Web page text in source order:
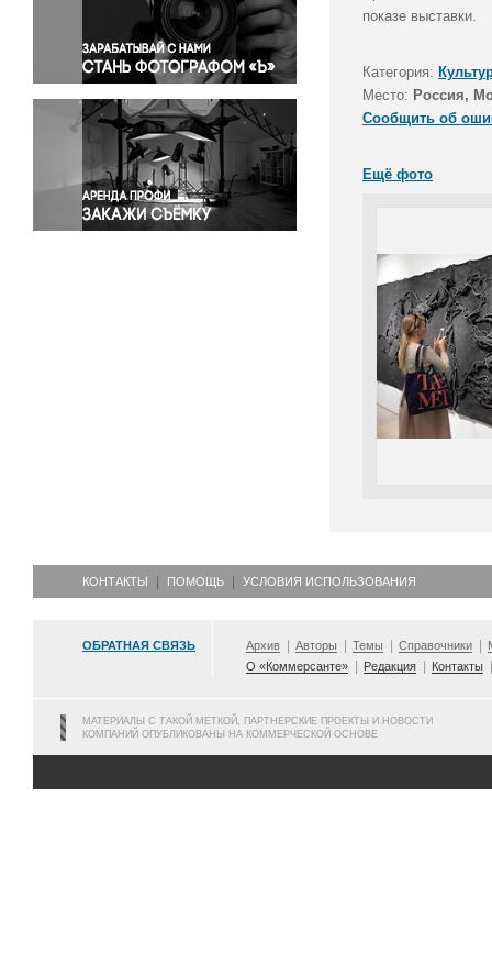
Правосудие
Происшествия и конфликты
Религия
Светская жизнь
Спорт
Экология
Экономика и бизнес
показе выставки.
Категория:
Место: Россия,
Сообщить об
Ещё фото
КОНТАКТЫ ПОМОЩЬ УСЛОВИЯ ИСПОЛЬЗОВАНИЯ
ОБРАТНАЯ СВЯЗЬ Архив Авторы Темы Справочники
О «Коммерсанте»
Редакция Контакты
МАТЕРИАЛЫ С ТАКОЙ МЕТКОЙ, ПАРТНЕРСКИЕ ПРОЕКТЫ И НОВОСТИ
КОМПАНИЙ ОПУБЛИКОВАНЫ НА КОММЕРЧЕСКОЙ ОСНОВЕ